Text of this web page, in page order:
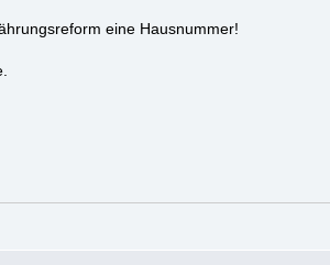
eine Hausnummer!